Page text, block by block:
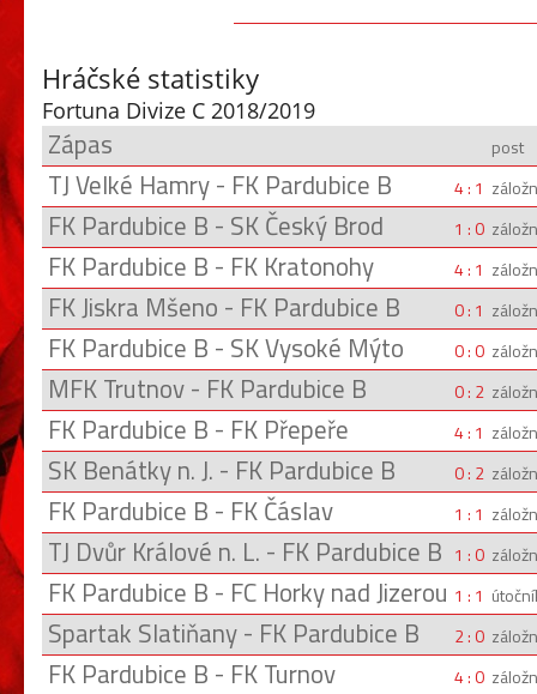
Hráčské statistiky
Fortuna Divize C 2018/2019
Zápas post
TJ Velké Hamry - FK Pardubice B 4 : 1
FK Pardubice B - SK Český Brod 1 : 0
FK Pardubice B - FK Kratonohy 4 : 1
FK Jiskra Mšeno - FK Pardubice B 0 : 1
FK Pardubice B - SK Vysoké Mýto 0 : 0
MFK Trutnov - FK Pardubice B 0 : 2
FK Pardubice B - FK Přepeře 4 : 1
SK Benátky n. J. - FK Pardubice B 0 : 2
FK Pardubice B - FK Čáslav 1 : 1
TJ Dvůr Králové n. L. - FK Pardubice B 1 : 0
FK Pardubice B - FC Horky nad Jizerou 1 : 1
Spartak Slatiňany - FK Pardubice B 2 : 0
FK Pardubice B - FK Turnov 4 : 0